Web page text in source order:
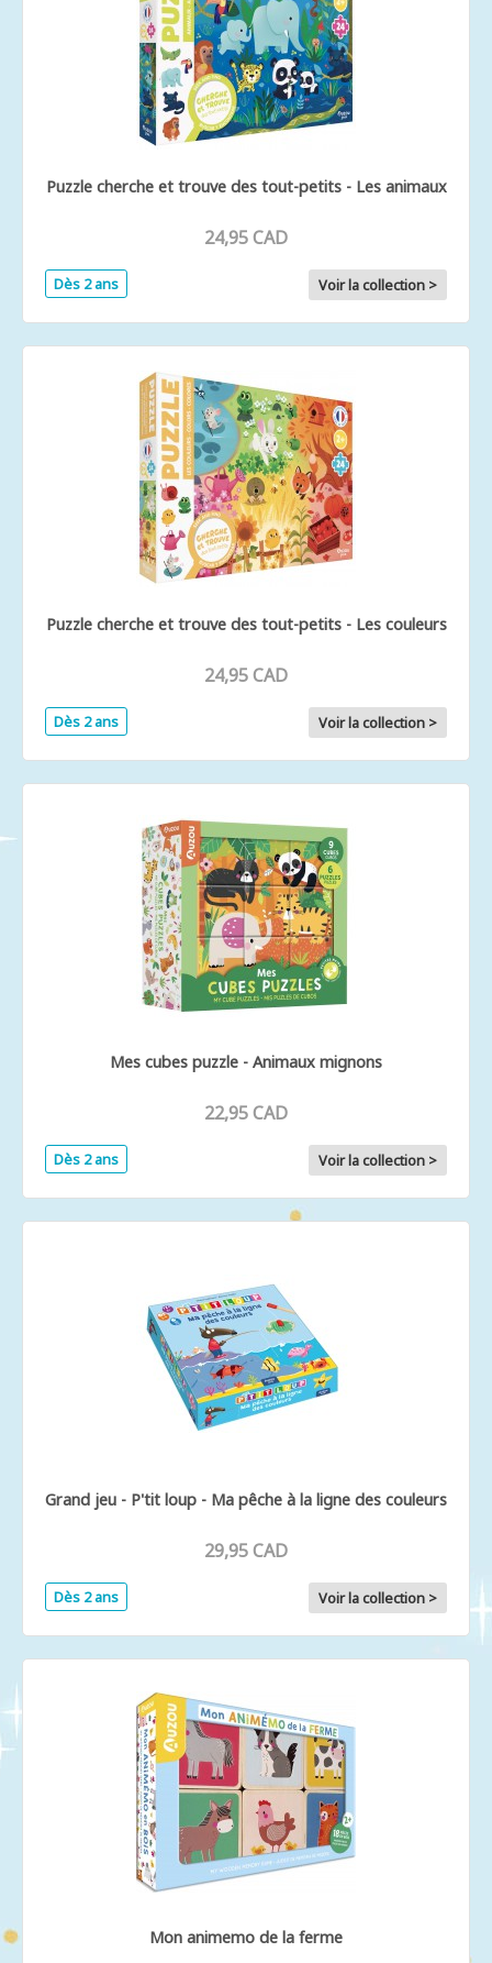
Puzzle cherche et trouve des tout-petits - Les animaux
24,95 CAD
Dès 2 ans Voir la collection >
Puzzle cherche et trouve des tout-petits - Les couleurs
24,95 CAD
Dès 2 ans Voir la collection >
Mes cubes puzzle - Animaux mignons
22,95 CAD
Dès 2 ans Voir la collection >
Grand jeu - P'tit loup - Ma pêche à la ligne des couleurs
29,95 CAD
Dès 2 ans Voir la collection >
Mon animemo de la ferme